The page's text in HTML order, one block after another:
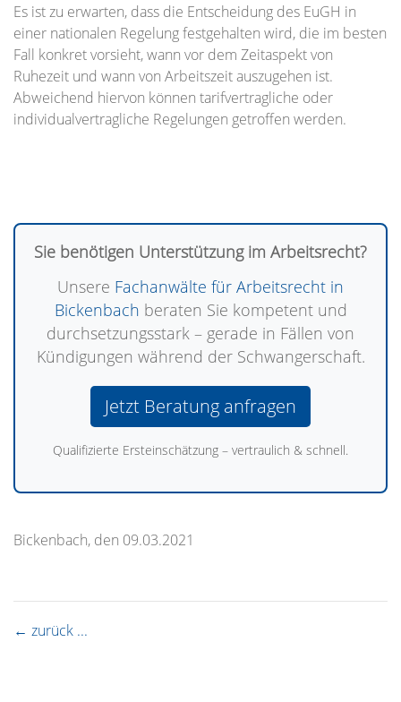
Es ist zu erwarten, dass die Entscheidung des EuGH in
einer nationalen Regelung festgehalten wird, die im besten
Fall konkret vorsieht, wann vor dem Zeitaspekt von
Ruhezeit und wann von Arbeitszeit auszugehen ist.
Abweichend hiervon können tarifvertragliche oder
individualvertragliche Regelungen getroffen werden.
Sie benötigen Unterstützung im Arbeitsrecht?
Unsere Fachanwälte für Arbeitsrecht in
Bickenbach beraten Sie kompetent und
durchsetzungsstark – gerade in Fällen von
Kündigungen während der Schwangerschaft.
Jetzt Beratung anfragen
Qualifizierte Ersteinschätzung – vertraulich & schnell.
Bickenbach, den 09.03.2021
← zurück ...